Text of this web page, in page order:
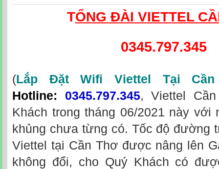
TỔNG ĐÀI VIETTEL
0345.797.345
(Lắp Đặt Wifi Viettel Tại
Hotline: 0345.797.345, Viettel
Khách trong tháng 06/2021 này với
khủng chưa từng có. Tốc độ đường
Viettel tại Cần Thơ được nâng lên
không đổi, cho Quý Khách có